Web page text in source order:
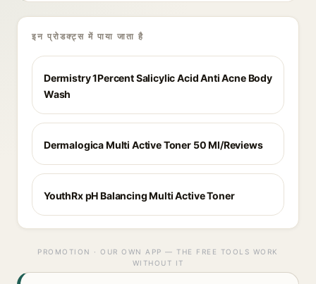
इन प्रोडक्ट्स में पाया जाता है
Dermistry 1Percent Salicylic Acid Anti Acne Body
Wash
Dermalogica Multi Active Toner 50 Ml/Reviews
YouthRx pH Balancing Multi Active Toner
PROMOTION · OUR OWN APP — THE FREE TOOLS WORK
WITHOUT IT